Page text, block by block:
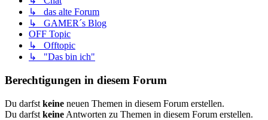
↳ das alte Forum
↳ GAMER´s Blog
OFF Topic
↳ Offtopic
↳ "Das bin ich"
Berechtigungen in diesem Forum
Du darfst keine neuen Themen in diesem Forum erstellen.
Du darfst keine Antworten zu Themen in diesem Forum erstellen.